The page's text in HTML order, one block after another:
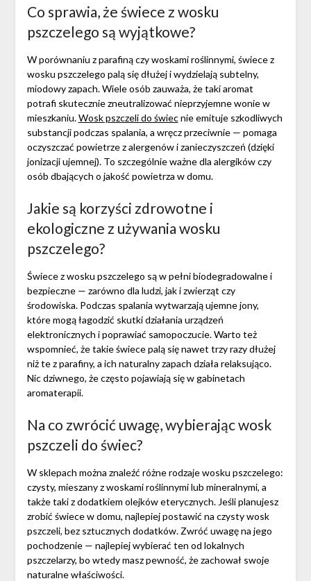
Co sprawia, że świece z wosku
pszczelego są wyjątkowe?
W porównaniu z parafiną czy woskami roślinnymi, świece z
wosku pszczelego palą się dłużej i wydzielają subtelny,
miodowy zapach. Wiele osób zauważa, że taki aromat
potrafi skutecznie zneutralizować nieprzyjemne wonie w
mieszkaniu.Wosk pszczeli do świecnie emituje szkodliwych
substancji podczas spalania, a wręcz przeciwnie — pomaga
oczyszczać powietrze z alergenów i zanieczyszczeń (dzięki
jonizacji ujemnej). To szczególnie ważne dla alergików czy
osób dbających o jakość powietrza w domu.
Jakie są korzyści zdrowotne i
ekologiczne z używania wosku
pszczelego?
Świece z wosku pszczelego są w pełni biodegradowalne i
bezpieczne — zarówno dla ludzi, jak i zwierząt czy
środowiska. Podczas spalania wytwarzają ujemne jony,
które mogą łagodzić skutki działania urządzeń
elektronicznych i poprawiać samopoczucie. Warto też
wspomnieć, że takie świece palą się nawet trzy razy dłużej
niż te z parafiny, a ich naturalny zapach działa relaksująco.
Nic dziwnego, że często pojawiają się w gabinetach
aromaterapii.
Na co zwrócić uwagę, wybierając wosk
pszczeli do świec?
W sklepach można znaleźć różne rodzaje wosku pszczelego:
czysty, mieszany z woskami roślinnymi lub mineralnymi, a
także taki z dodatkiem olejków eterycznych. Jeśli planujesz
zrobić świece w domu, najlepiej postawić na czysty wosk
pszczeli, bez sztucznych dodatków. Zwróć uwagę na jego
pochodzenie — najlepiej wybierać ten od lokalnych
pszczelarzy, bo wtedy masz pewność, że zachował swoje
naturalne właściwości.